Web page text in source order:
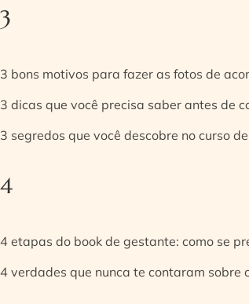
3
3 bons motivos para fazer as fotos de
3 dicas que você precisa saber antes de
3 segredos que você descobre no curso
4
4 etapas do book de gestante: como se
4 verdades que nunca te contaram sobre